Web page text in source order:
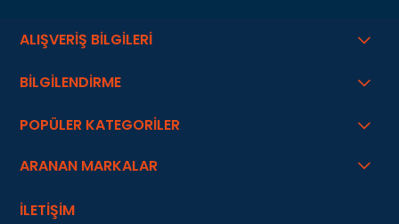
ALIŞVERİŞ BİLGİLERİ
BİLGİLENDİRME
POPÜLER KATEGORİLER
ARANAN MARKALAR
İLETİŞİM